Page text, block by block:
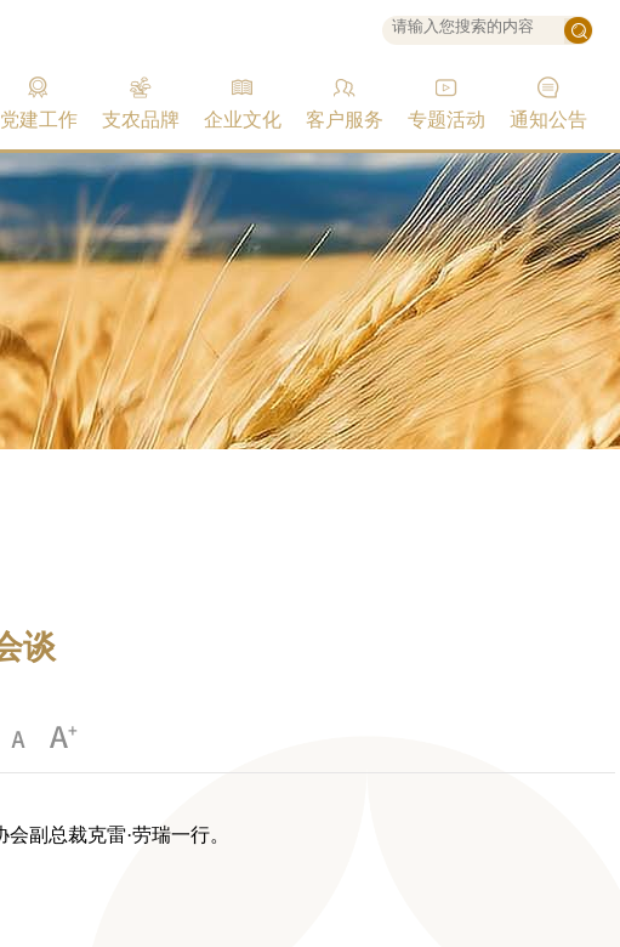
党建工作 支农品牌 企业文化 客户服务 专题活动 通知公告
谈
副总裁克雷·劳瑞一行。